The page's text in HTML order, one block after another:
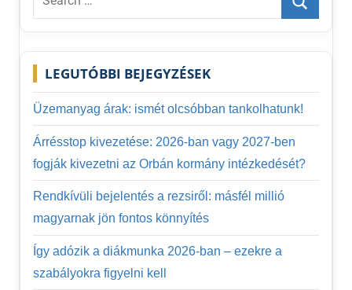
Search
LEGUTÓBBI BEJEGYZÉSEK
Üzemanyag árak: ismét olcsóbban tankolhatunk!
Árrésstop kivezetése: 2026-ban vagy 2027-ben
fogják kivezetni az Orbán kormány intézkedését?
Rendkívüli bejelentés a rezsiről: másfél millió
magyarnak jön fontos könnyítés
Így adózik a diákmunka 2026-ban – ezekre a
szabályokra figyelni kell